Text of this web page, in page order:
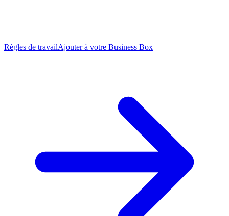
Règles de travailAjouter à votre Business Box